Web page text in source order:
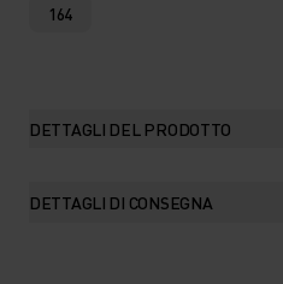
164
DETTAGLI DEL PRODOTTO
DETTAGLI DI CONSEGNA